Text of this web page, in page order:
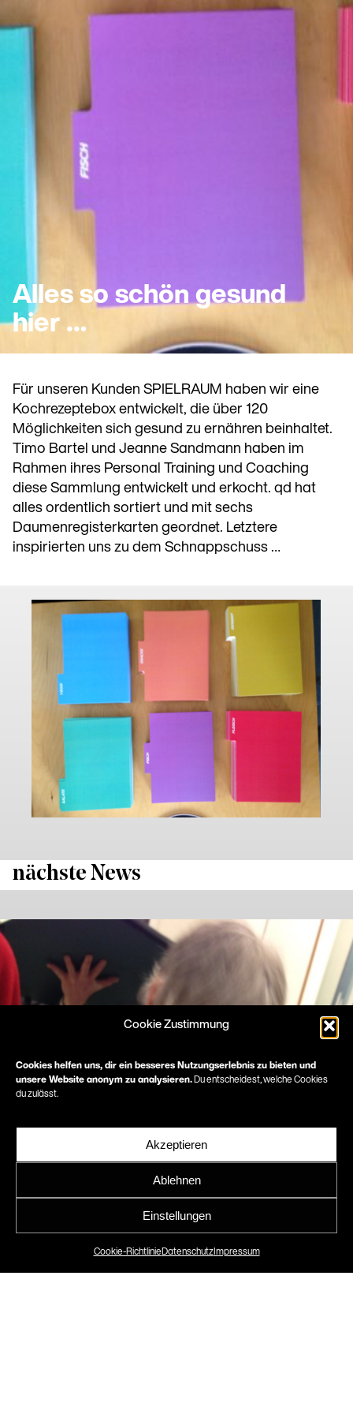
Cookie Zustimmung
Cookies helfen uns, dir ein besseres Nutzungserlebnis zu bieten und
unsere Website anonym zu analysieren. Du entscheidest, welche Cookies
du zulässt.
Akzeptieren
Ablehnen
Einstellungen
Cookie-RichtlinieDatenschutzImpressum
Alles so schön gesund
hier …
Für unseren Kunden SPIELRAUM haben wir eine
Kochrezeptebox entwickelt, die über 120
Möglichkeiten sich gesund zu ernähren beinhaltet.
Timo Bartel und Jeanne Sandmann haben im
Rahmen ihres Personal Training und Coaching
diese Sammlung entwickelt und erkocht. qd hat
alles ordentlich sortiert und mit sechs
Daumenregisterkarten geordnet. Letztere
inspirierten uns zu dem Schnappschuss …
nächste News
Buchvorstellung von A
PART OF ART